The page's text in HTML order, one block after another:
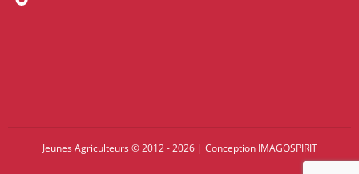
Jeunes Agriculteurs © 2012 - 2026 | Conception IMAGOSPIRIT